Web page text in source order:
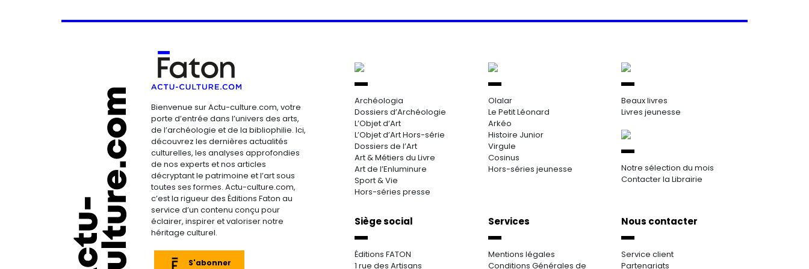
Bienvenue sur Actu-culture.com, votre
porte d’entrée dans l’univers des arts,
de l’archéologie et de la bibliophilie. Ici,
découvrez les dernières actualités
culturelles, les analyses approfondies
de nos experts et nos articles
décryptant le patrimoine et l’art sous
toutes ses formes. Actu-culture.com,
c’est la rigueur des Éditions Faton au
service d’un contenu conçu pour
éclairer, inspirer et valoriser notre
héritage culturel.
S'abonner
Archéologia
Dossiers d’Archéologie
L’Objet d’Art
L’Objet d’Art Hors-série
Dossiers de l’Art
Art & Métiers du Livre
Art de l’Enluminure
Sport & Vie
Hors-séries presse
Olalar
Le Petit Léonard
Arkéo
Histoire Junior
Virgule
Cosinus
Hors-séries jeunesse
Beaux livres
Livres jeunesse
Notre sélection du mois
Contacter la Librairie
Siège social
Éditions FATON
1 rue des Artisans
Services
Mentions légales
Conditions Générales de
Nous contacter
Service client
Partenariats